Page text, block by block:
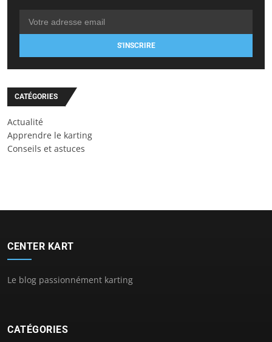
S'INSCRIRE
CATÉGORIES
Actualité
Apprendre le karting
Conseils et astuces
CENTER KART
Le blog passionnément karting
CATÉGORIES